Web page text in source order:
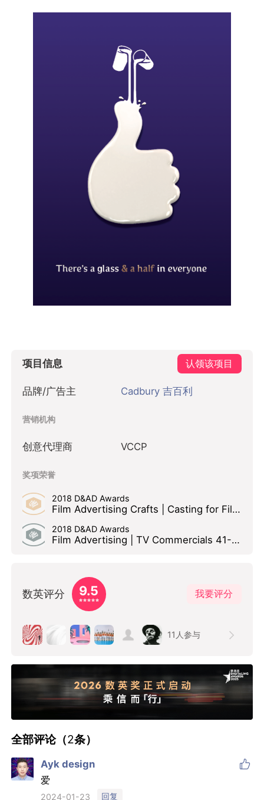
项目信息 认领该项目
品牌/广告主 Cadbury 吉百利
营销机构
创意代理商 VCCP
奖项荣誉
2018 D&AD Awards
Film Advertising Crafts | Casting for Film Advertising Wood Pencil
2018 D&AD Awards
Film Advertising | TV Commercials 41-60 seconds Graphite Pencil
数英评分 9.5 我要评分
11 人参与
全部评论（2条）
Ayk design 
爱
2024-01-23 回复